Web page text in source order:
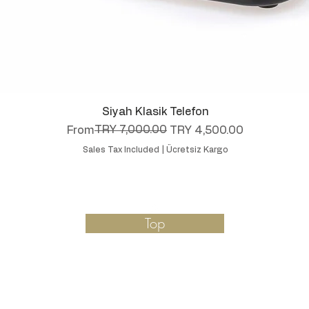
Quick View
Siyah Klasik Telefon
From
Regular Price
TRY 7,000.00 TRY 4,500.00
Sale Price
Sales Tax Included Ücretsiz Kargo
Top